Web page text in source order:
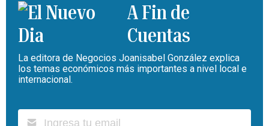
A Fin de
Cuentas
La editora de Negocios Joanisabel González explica
los temas económicos más importantes a nivel local e
internacional.